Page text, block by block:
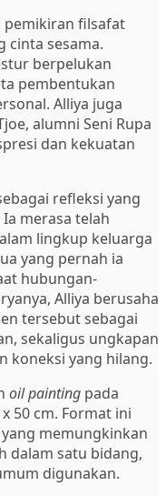
pemikiran filsafat
cinta sesama.
berpelukan
pembentukan
Alliya juga
alumni Seni Rupa
dan kekuatan
refleksi yang
merasa telah
lingkup keluarga
yang pernah ia
hubungan-
Alliya berusaha
tersebut sebagai
sekaligus ungkapan
koneksi yang hilang.
oil painting pada
50 cm. Format ini
yang memungkinkan
dalam satu bidang,
digunakan.